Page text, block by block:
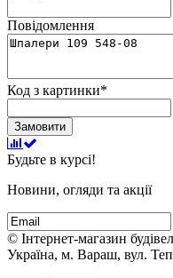
Повідомлення
Код з картинки*
Замовити
Будьте в курсі!
Новини, огляди та акції
© Інтернет-магазин
Україна, м. Вараш, вул.